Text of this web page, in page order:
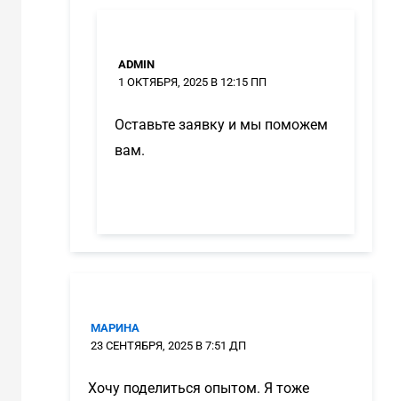
ADMIN
1 ОКТЯБРЯ, 2025 В 12:15 ПП
Оставьте заявку и мы поможем
вам.
МАРИНА
23 СЕНТЯБРЯ, 2025 В 7:51 ДП
Хочу поделиться опытом. Я тоже